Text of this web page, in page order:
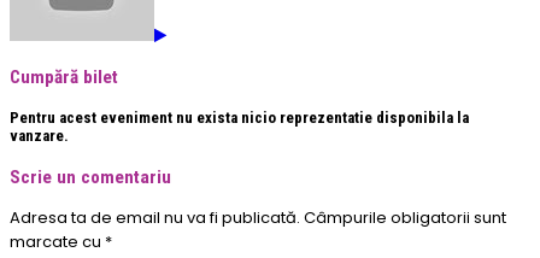
Cumpără bilet
Pentru acest eveniment nu exista nicio reprezentatie disponibila la
vanzare.
Scrie un comentariu
Adresa ta de email nu va fi publicată. Câmpurile obligatorii sunt
marcate cu *